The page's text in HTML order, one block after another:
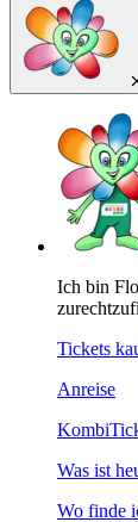
Ich bin
Tickets
Anreise
Was ist
Wo finde